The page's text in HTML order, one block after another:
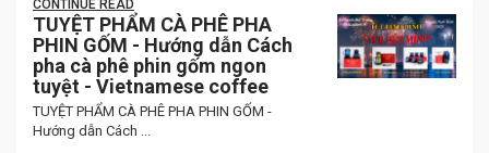
CONTINUE READ
TUYỆT PHẨM CÀ PHÊ PHA
PHIN GỐM - Hướng dẫn Cách
pha cà phê phin gốm ngon
tuyệt - Vietnamese coffee
TUYỆT PHẨM CÀ PHÊ PHA PHIN GỐM -
Hướng dẫn Cách ...